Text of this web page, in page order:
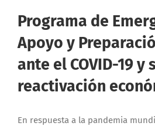
Programa de
Apoyo y
ante el COVID-19 y
reactivación
En respuesta a la pandemia